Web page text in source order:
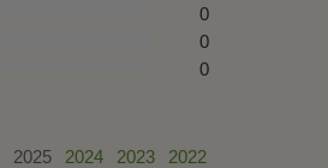
0
0
0
2025 2024 2023 2022